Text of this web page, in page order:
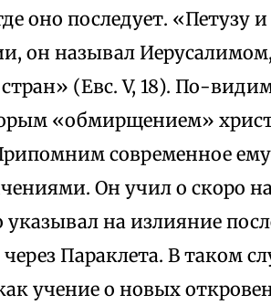
оно последует. «Петузу
он называл
(Евс. V, 18). По-
«обмирщением»
современное
Он учил о скоро
указывал на излияние
Параклета. В таком
учение о новых